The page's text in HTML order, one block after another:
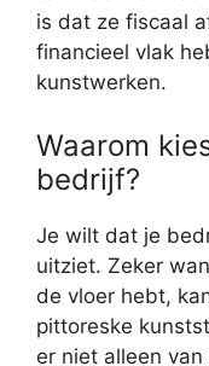
is dat ze fiscaal
financieel vlak
kunstwerken.
Waarom
bedrijf?
Je wilt dat je
uitziet. Zeker
de vloer hebt,
pittoreske
er niet alleen